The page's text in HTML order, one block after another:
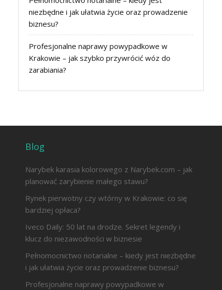
niezbędne i jak ułatwia życie oraz prowadzenie
biznesu?
Profesjonalne naprawy powypadkowe w
Krakowie – jak szybko przywrócić wóz do
zarabiania?
Blog
Narybek karasia kolorowego z Narybek.com – jak
planować zarybienie małego stawu?
Rynek pierwotny czy wtórny w Krakowie: co się
bardziej opłaca?
Iveco Daily: 50 lat na drodze. Sekret legendy i
klucz do niezawodności w biznesie
Pełnomocnictwo notarialne – kiedy jest niezbędne
i jak ułatwia życie oraz prowadzenie biznesu?
Profesjonalne naprawy powypadkowe w